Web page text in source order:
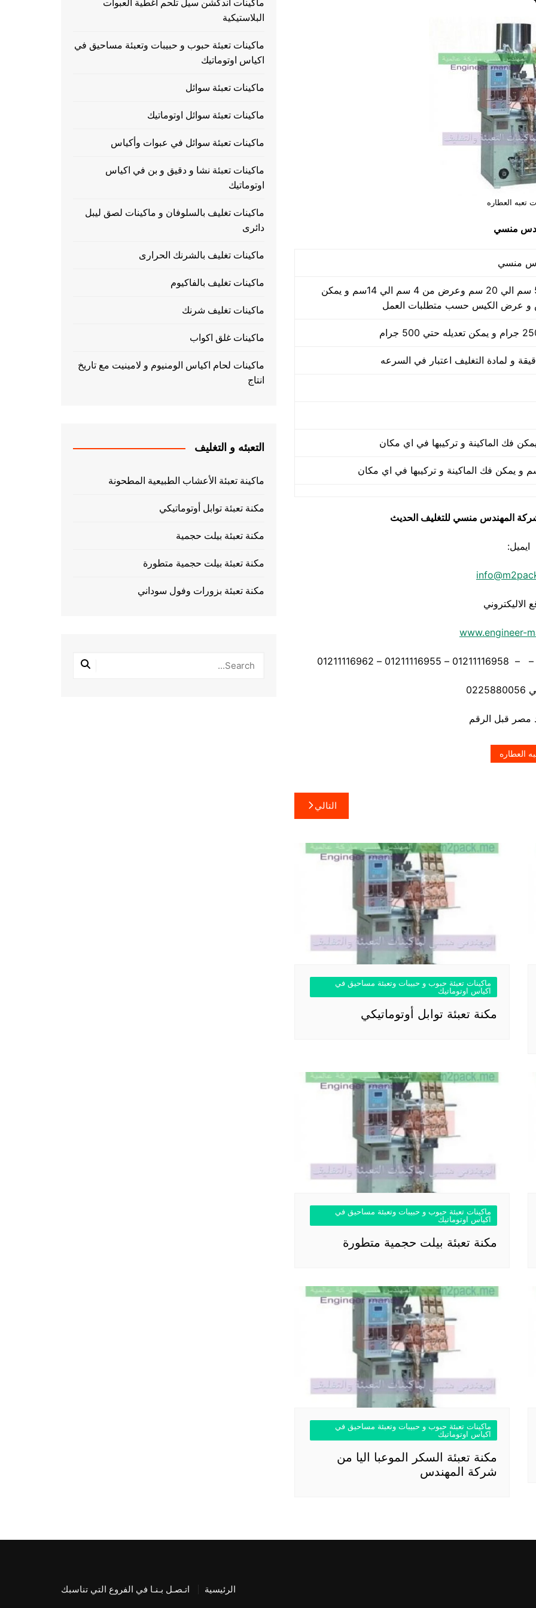
تعبه العطاره
طول الكيس من 5 سم الي 20 سم وعرض من 4 سم الي 14سم و يمكن
و عرض الكيس حسب متطلبات العمل
شركة المهندس منسي للتغليف الحديث
ايميل:
الاليكتروني
www.engineer-
العطاره
التالي
ماكينات تعبئة حبوب و حبيبات وتعبئة مساحيق في
اكياس اوتوماتيك
مكنة تعبئة توابل أوتوماتيكي
ماكينات تعبئة حبوب و حبيبات وتعبئة مساحيق في
اكياس اوتوماتيك
مكنة تعبئة بيلت حجمية متطورة
ماكينات تعبئة حبوب و حبيبات وتعبئة مساحيق في
اكياس اوتوماتيك
مكنة تعبئة السكر الموعبا اليا من
شركة المهندس
ماكينات اندكشن سيل تلحم اغطية العبوات
البلاستيكية
ماكينات تعبئة حبوب و حبيبات وتعبئة مساحيق في
اكياس اوتوماتيك
ماكينات تعبئة سوائل
ماكينات تعبئة سوائل اوتوماتيك
ماكينات تعبئة سوائل في عبوات وأكياس
ماكينات تعبئة نشا و دقيق و بن في اكياس
اوتوماتيك
ماكينات تغليف بالسلوفان و ماكينات لصق ليبل
دائرى
ماكينات تغليف بالشرنك الحرارى
ماكينات تغليف بالفاكيوم
ماكينات تغليف شرنك
ماكينات غلق اكواب
ماكينات لحام اكياس الومنيوم و لامينيت مع تاريخ
انتاج
التعبئه و التغليف
ماكينة تعبئة الأعشاب الطبيعية المطحونة
مكنة تعبئة توابل أوتوماتيكي
مكنة تعبئة بيلت حجمية
مكنة تعبئة بيلت حجمية متطورة
مكنة تعبئة بزورات وفول سوداني
الرئيسية اتـصـل بـنـا في الفروع التي تناسبك